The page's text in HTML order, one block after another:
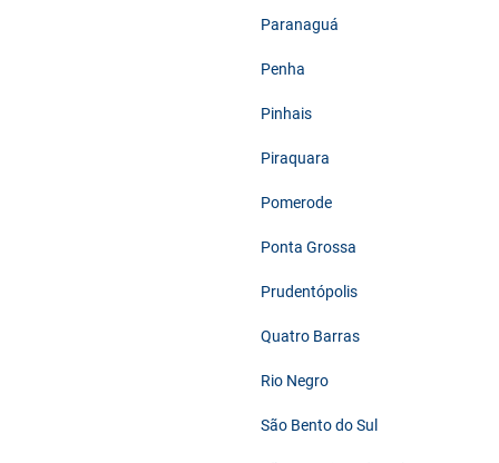
Paranaguá
Penha
Pinhais
Piraquara
Pomerode
Ponta Grossa
Prudentópolis
Quatro Barras
Rio Negro
São Bento do Sul